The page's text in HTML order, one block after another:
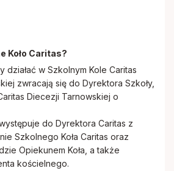
Koło Caritas?
działać w Szkolnym Kole Caritas
zwracają się do Dyrektora Szkoły,
Diecezji Tarnowskiej o
do Dyrektora Caritas z
Szkolnego Koła Caritas oraz
Opiekunem Koła, a także
kościelnego.